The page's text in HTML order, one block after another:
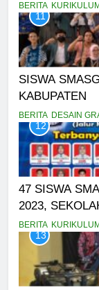
BERITA KURIKULUM
11
SISWA
KABUPATEN
BERITA DESAIN
12
47 SISWA
2023,
SNBT
BERITA
13